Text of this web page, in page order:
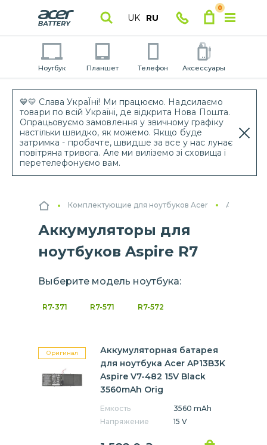
💙💛 Слава УкраЇні! Ми працюємо. Надсилаємо
товари по всій Україні, де відкрита Нова Пошта.
Опрацьовуємо замовлення у звичному графіку
настільки швидко, як можемо. Якщо буде
затримка - пробачте, швидше за все у нас лунає
повітряна тривога. Але ми виліземо зі сховища і
перетелефонуємо вам.
UK RU
0
Ноутбук Планшет Телефон Аксессуары
Комплектующие для ноутбуков Acer
Аккумуляторы для
ноутбуков Aspire R7
Выберите модель ноутбука:
R7-371 R7-571 R7-572
Оригинал
Аккумуляторная батарея
для ноутбука Acer AP13B3K
Aspire V7-482 15V Black
3560mAh Orig
Емкость
3560 mAh
Напряжение
15 V